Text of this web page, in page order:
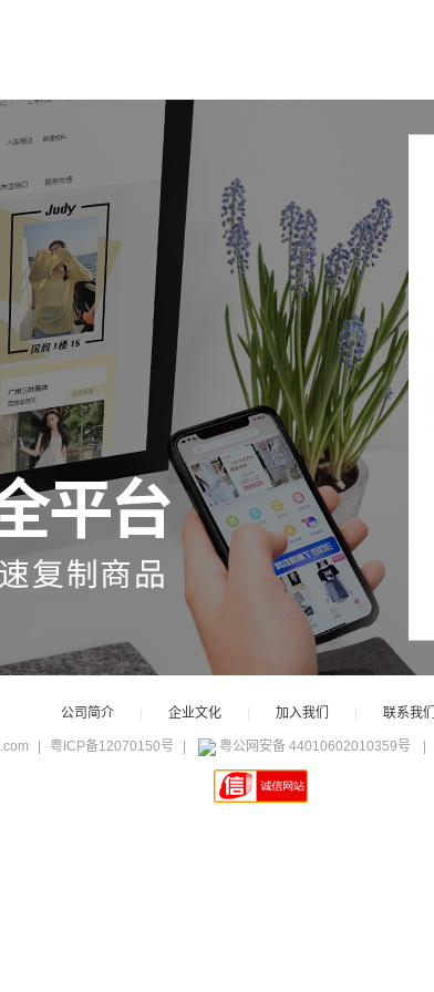
公司简介 企业文化 加入我们 联系我们
粤ICP备12070150号 粤公网安备 44010602010359号